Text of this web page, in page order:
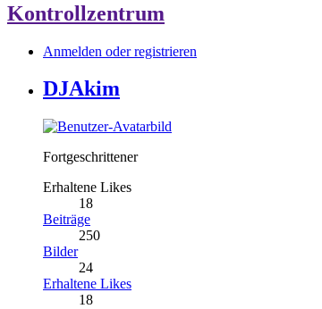
Kontrollzentrum
Anmelden oder registrieren
DJAkim
Fortgeschrittener
Erhaltene Likes
18
Beiträge
250
Bilder
24
Erhaltene Likes
18